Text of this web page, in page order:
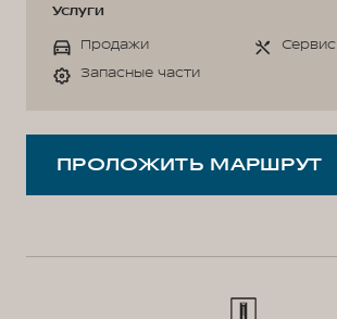
Услуги
Продажи
Сервис
Запасные части
ПРОЛОЖИТЬ МАРШРУТ